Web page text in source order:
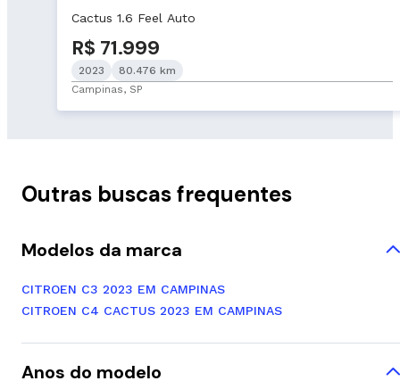
Cactus 1.6 Feel Auto
R$ 71.999
2023
80.476 km
Campinas, SP
Outras buscas frequentes
Modelos da marca
CITROEN C3 2023 EM CAMPINAS
CITROEN C4 CACTUS 2023 EM CAMPINAS
Anos do modelo